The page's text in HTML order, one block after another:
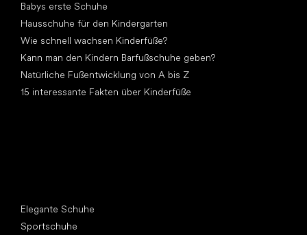
Babys erste Schuhe
Hausschuhe für den Kindergarten
Wie schnell wachsen Kinderfüße?
Kann man den Kindern Barfußschuhe geben?
Natürliche Fußentwicklung von A bis Z
15 interessante Fakten über Kinderfüße
Elegante Schuhe
Sportschuhe